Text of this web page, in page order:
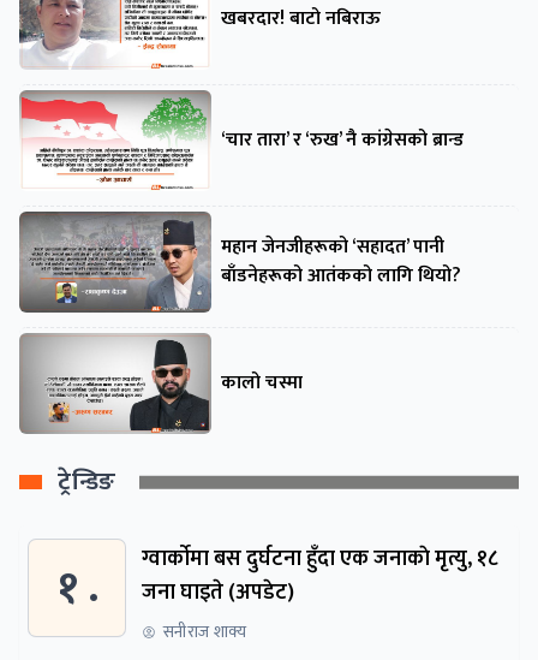
खबरदार! बाटो नबिराऊ
‘चार तारा’ र ‘रुख’ नै कांग्रेसको ब्रान्ड
महान जेनजीहरूको ‘सहादत’ पानी
बाँडनेहरूको आतंकको लागि थियो?
कालो चस्मा
ट्रेन्डिङ
१ .
ग्वार्काेमा बस दुर्घटना हुँदा एक जनाकाे मृत्यु, १८
जना घाइते (अपडेट)
सनीराज शाक्य